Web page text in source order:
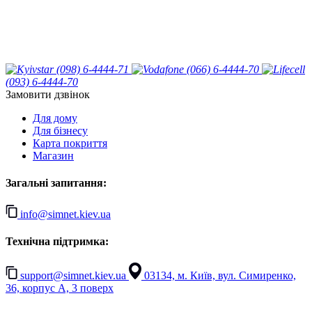
(098) 6-4444-71
(066) 6-4444-70
(093) 6-4444-70
Замовити дзвінок
Для дому
Для бізнесу
Карта покриття
Магазин
Загальні запитання:
info@simnet.kiev.ua
Технічна підтримка:
support@simnet.kiev.ua
03134, м. Київ, вул. Симиренко,
36, корпус А, 3 поверх